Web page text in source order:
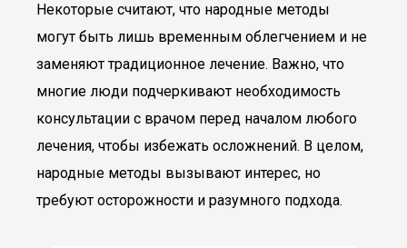
Некоторые считают, что народные методы
могут быть лишь временным облегчением и не
заменяют традиционное лечение. Важно, что
многие люди подчеркивают необходимость
консультации с врачом перед началом любого
лечения, чтобы избежать осложнений. В целом,
народные методы вызывают интерес, но
требуют осторожности и разумного подхода.